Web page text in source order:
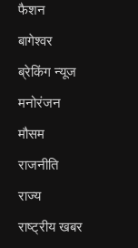
फैशन
बागेश्वर
ब्रेकिंग न्यूज
मनोरंजन
मौसम
राजनीति
राज्य
राष्ट्रीय खबर